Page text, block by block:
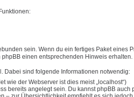
sein. Wenn du ein fertiges Paket eines
einen entsprechenden Hinweis erhalten.
Dabei sind folgende Informationen notwendig:
wie der Webserver ist dies meist „localhost“)
bereits angelegt sein. Du kannst phpBB auch